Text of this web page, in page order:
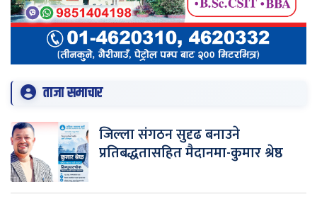
ताजा समाचार
जिल्ला संगठन सुदृढ बनाउने
प्रतिबद्धतासहित मैदानमा-कुमार श्रेष्ठ